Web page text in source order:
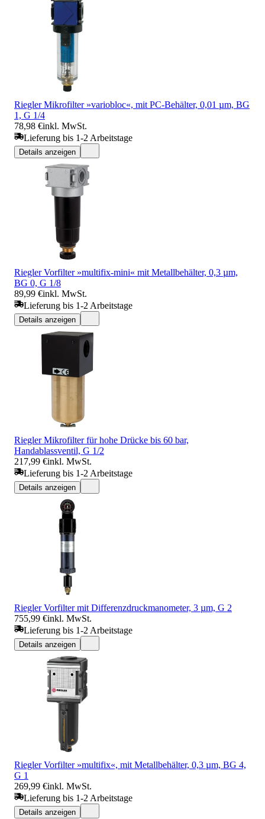
Riegler Mikrofilter »variobloc«, mit PC-Behälter, 0,01 µm, BG
1, G 1/4
78,98 €inkl. MwSt.
Lieferung bis 1-2 Arbeitstage
Details anzeigen
Riegler Vorfilter »multifix-mini« mit Metallbehälter, 0,3 µm,
BG 0, G 1/8
89,99 €inkl. MwSt.
Lieferung bis 1-2 Arbeitstage
Details anzeigen
Riegler Mikrofilter für hohe Drücke bis 60 bar,
Handablassventil, G 1/2
217,99 €inkl. MwSt.
Lieferung bis 1-2 Arbeitstage
Details anzeigen
Riegler Vorfilter mit Differenzdruckmanometer, 3 µm, G 2
755,99 €inkl. MwSt.
Lieferung bis 1-2 Arbeitstage
Details anzeigen
Riegler Vorfilter »multifix«, mit Metallbehälter, 0,3 µm, BG 4,
G 1
269,99 €inkl. MwSt.
Lieferung bis 1-2 Arbeitstage
Details anzeigen